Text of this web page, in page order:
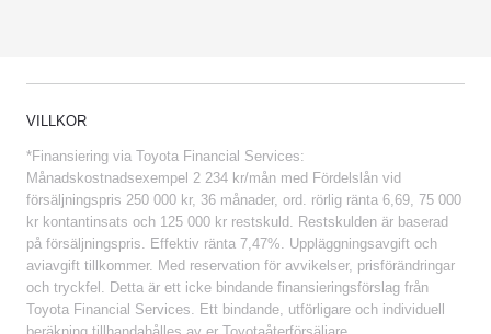
VILLKOR
*Finansiering via Toyota Financial Services:
Månadskostnadsexempel 2 234 kr/mån med Fördelslån vid
försäljningspris 250 000 kr, 36 månader, ord. rörlig ränta 6,69, 75 000
kr kontantinsats och 125 000 kr restskuld. Restskulden är baserad
på försäljningspris. Effektiv ränta 7,47%. Uppläggningsavgift och
aviavgift tillkommer. Med reservation för avvikelser, prisförändringar
och tryckfel. Detta är ett icke bindande finansieringsförslag från
Toyota Financial Services. Ett bindande, utförligare och individuell